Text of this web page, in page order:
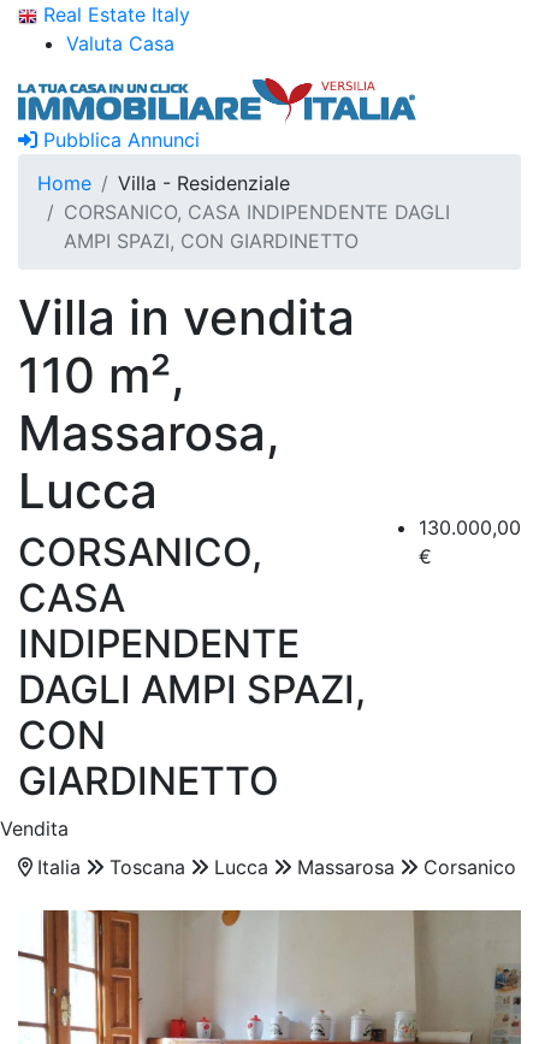
Real Estate Italy
Valuta Casa
Pubblica Annunci
Home
Villa - Residenziale
CORSANICO, CASA INDIPENDENTE DAGLI
AMPI SPAZI, CON GIARDINETTO
Villa in vendita
110 m²,
Massarosa,
Lucca
CORSANICO,
CASA
INDIPENDENTE
DAGLI AMPI SPAZI,
CON
GIARDINETTO
130.000,00
€
Vendita
Italia
Toscana Lucca Massarosa Corsanico